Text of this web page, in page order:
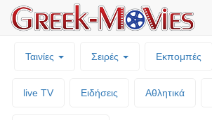
Ταινίες Σειρές Εκπομπές
live TV Ειδήσεις Αθλητικά